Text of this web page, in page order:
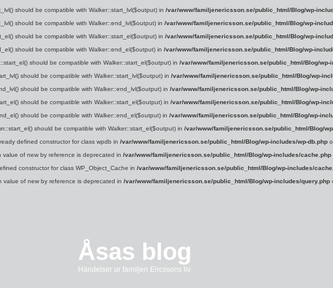
should be compatible with Walker::start_lvl($output) in /var/www/familjenericsson.se/public_html/Blog/wp-
should be compatible with Walker::end_lvl($output) in /var/www/familjenericsson.se/public_html/Blog/wp-
should be compatible with Walker::start_el($output) in /var/www/familjenericsson.se/public_html/Blog/wp-
should be compatible with Walker::end_el($output) in /var/www/familjenericsson.se/public_html/Blog/wp-
should be compatible with Walker::start_el($output) in /var/www/familjenericsson.se/public_html/Blog/wp-
should be compatible with Walker::start_lvl($output) in /var/www/familjenericsson.se/public_html/Blog/wp-
should be compatible with Walker::end_lvl($output) in /var/www/familjenericsson.se/public_html/Blog/wp-
should be compatible with Walker::start_el($output) in /var/www/familjenericsson.se/public_html/Blog/wp-
should be compatible with Walker::end_el($output) in /var/www/familjenericsson.se/public_html/Blog/wp-
should be compatible with Walker::start_el($output) in /var/www/familjenericsson.se/public_html/Blog/
defined constructor for class wpdb in /var/www/familjenericsson.se/public_html/Blog/wp-includes/wp-db.php
value of new by reference is deprecated in /var/www/familjenericsson.se/public_html/Blog/wp-includes/cache.php
constructor for class WP_Object_Cache in /var/www/familjenericsson.se/public_html/Blog/wp-includes/
value of new by reference is deprecated in /var/www/familjenericsson.se/public_html/Blog/wp-includes/query.php
Åsas blog
Händelser ur familjen Ericssons liv